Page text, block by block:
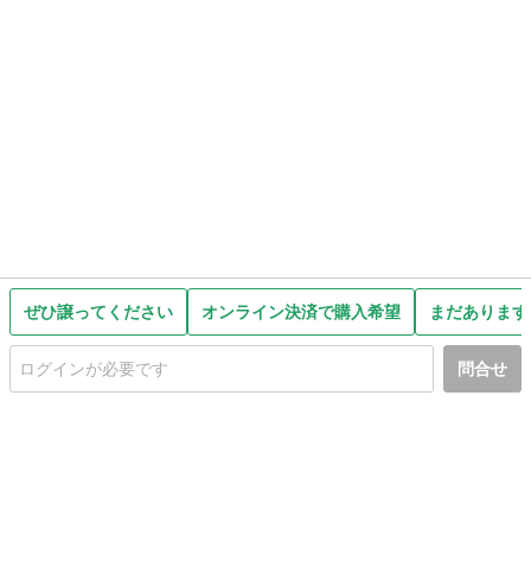
ぜひ譲ってください オンライン決済で購入希望 まだありま
問合せ